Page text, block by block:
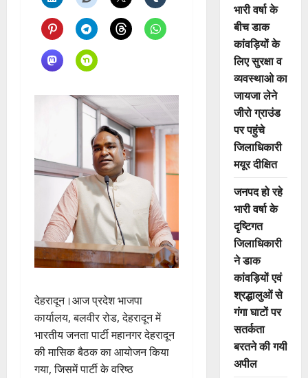
देहरादून।आज प्रदेश भाजपा
कार्यालय, बलवीर रोड, देहरादून में
भारतीय जनता पार्टी महानगर देहरादून
की मासिक बैठक का आयोजन किया
गया, जिसमें पार्टी के वरिष्ठ
भारी वर्षा के
बीच डाक
कांवड़ियों के
लिए सुरक्षा व
व्यवस्थाओ का
जायजा लेने
जीरो ग्राउंड
पर पहुंचे
जिलाधिकारी
मयूर दीक्षित
जनपद हो रहे
भारी वर्षा के
दृष्टिगत
जिलाधिकारी
ने डाक
कांवड़ियों एवं
श्रद्धालुओं से
गंगा घाटों पर
सतर्कता
बरतने की गयी
अपील